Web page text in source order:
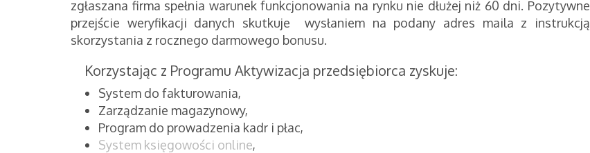
zgłaszana firma spełnia warunek funkcjonowania na rynku nie dłużej niż 60 dni. Pozytywne
przejście weryfikacji danych skutkuje wysłaniem na podany adres maila z instrukcją
skorzystania z rocznego darmowego bonusu.
Korzystając z Programu Aktywizacja przedsiębiorca zyskuje:
System do fakturowania,
Zarządzanie magazynowy,
Program do prowadzenia kadr i płac,
System księgowości online,